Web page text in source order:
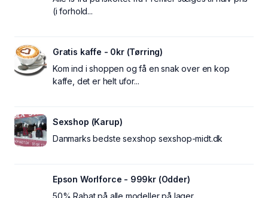
(i forhold...
Gratis kaffe - 0kr (Tørring)
Kom ind i shoppen og få en snak over en kop
kaffe, det er helt ufor...
Sexshop (Karup)
Danmarks bedste sexshop sexshop-midt.dk
Epson Worlforce - 999kr (Odder)
50% Rabat på alle modeller på lager.